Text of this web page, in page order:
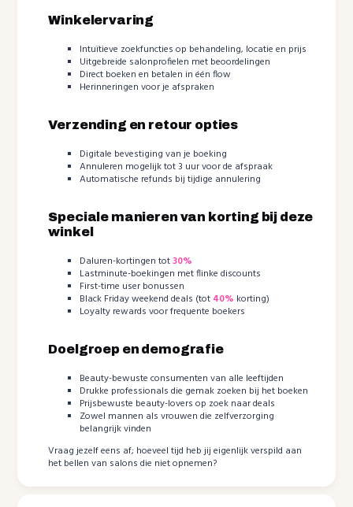
Winkelervaring
Intuïtieve zoekfuncties op behandeling, locatie en prijs
Uitgebreide salonprofielen met beoordelingen
Direct boeken en betalen in één flow
Herinneringen voor je afspraken
Verzending en retour opties
Digitale bevestiging van je boeking
Annuleren mogelijk tot 3 uur voor de afspraak
Automatische refunds bij tijdige annulering
Speciale manieren van korting bij deze
winkel
Daluren-kortingen tot30%
Lastminute-boekingen met flinke discounts
First-time user bonussen
Black Friday weekend deals (tot 40% korting)
Loyalty rewards voor frequente boekers
Doelgroep en demografie
Beauty-bewuste consumenten van alle leeftijden
Drukke professionals die gemak zoeken bij het boeken
Prijsbewuste beauty-lovers op zoek naar deals
Zowel mannen als vrouwen die zelfverzorging
belangrijk vinden
Vraag jezelf eens af; hoeveel tijd heb jij eigenlijk verspild aan
het bellen van salons die niet opnemen?